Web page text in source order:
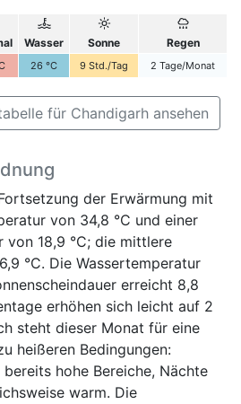
Wasser Sonne Regen
26 °C 9 Std./Tag 2 Tage/Monat
für Chandigarh ansehen
der Erwärmung mit
von 34,8 °C und einer
von 18,9 °C; die mittlere
°C. Die Wassertemperatur
erreicht 8,8
erhöhen sich leicht auf 2
steht dieser Monat für eine
heißeren Bedingungen:
hohe Bereiche, Nächte
warm. Die